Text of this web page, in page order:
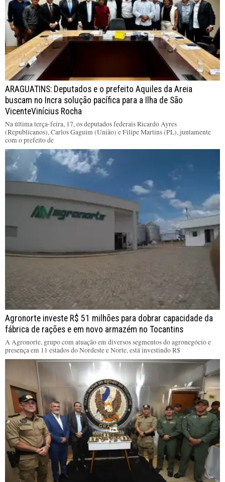
ARAGUATINS: Deputados e o prefeito Aquiles da Areia
buscam no Incra solução pacífica para a Ilha de São
VicenteVinícius Rocha
Na última terça-feira, 17, os deputados federais Ricardo Ayres
(Republicanos), Carlos Gaguim (União) e Filipe Martins (PL), juntamente
com o prefeito de
Agronorte investe R$ 51 milhões para dobrar capacidade da
fábrica de rações e em novo armazém no Tocantins
A Agronorte, grupo com atuação em diversos segmentos do agronegócio e
presença em 11 estados do Nordeste e Norte, está investindo R$